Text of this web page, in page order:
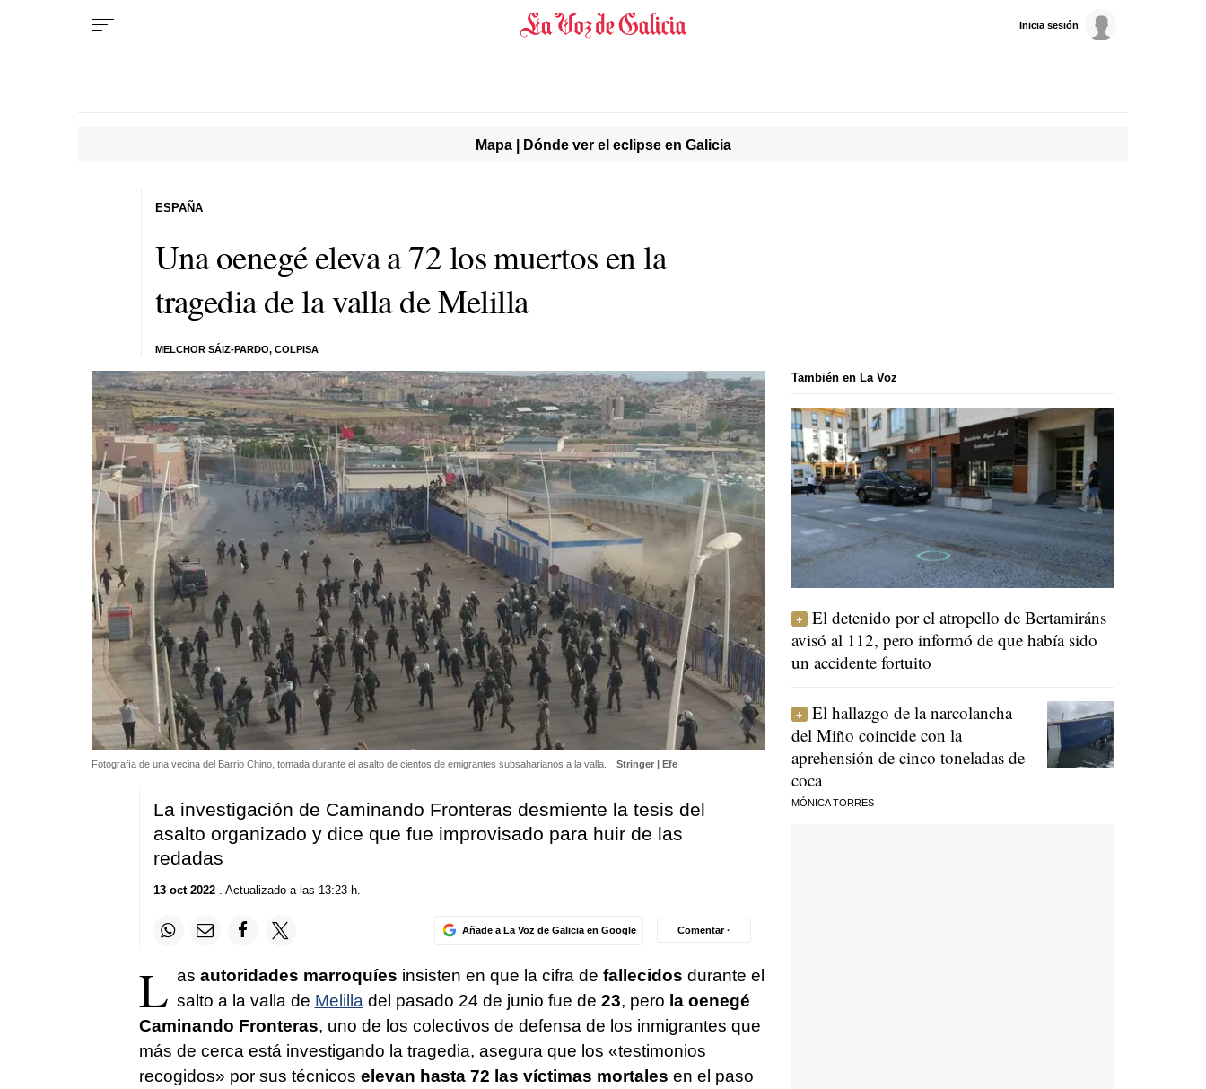
Inicia sesión
Mapa | Dónde ver el eclipse en Galicia
Una oenegé eleva a 72 los muertos en la
tragedia de la valla de Melilla
MELCHOR SÁIZ-PARDO, COLPISA
ESPAÑA
Fotografía de una vecina del Barrio Chino, tomada durante el asalto de cientos de emigrantes subsaharianos a la valla. Stringer | Efe
La investigación de Caminando Fronteras desmiente la tesis del
asalto organizado y dice que fue improvisado para huir de las
redadas
13 oct 2022. Actualizado a las 13:23 h.
Añade a La Voz de Galicia en Google Comentar ·
L as autoridades marroquíes insisten en que la cifra de fallecidos durante el
salto a la valla de Melilla del pasado 24 de junio fue de 23, pero la oenegé
Caminando Fronteras, uno de los colectivos de defensa de los inmigrantes que
más de cerca está investigando la tragedia, asegura que los «testimonios
recogidos» por sus técnicos elevan hasta 72 las víctimas mortales en el paso
También en La Voz
El detenido por el atropello de Bertamiráns
avisó al 112, pero informó de que había sido
un accidente fortuito
El hallazgo de la narcolancha
del Miño coincide con la
aprehensión de cinco toneladas de
coca
MÓNICA TORRES